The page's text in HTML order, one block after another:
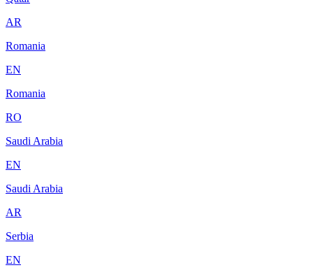
AR
Romania
EN
Romania
RO
Saudi Arabia
EN
Saudi Arabia
AR
Serbia
EN